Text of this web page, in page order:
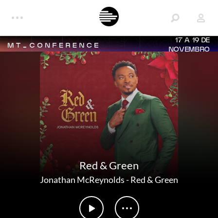
17 A 19 DE
NOVEMBRO
Red & Green
Jonathan McReynolds-Red & Green